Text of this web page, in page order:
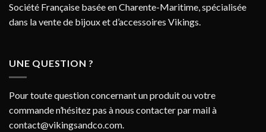
Société Française basée en Charente-Maritime, spécialisée
dans la vente de bijoux et d’accessoires Vikings.
UNE QUESTION ?
Pour toute question concernant un produit ou votre
commande n’hésitez pas à nous contacter par mail à
contact@vikingsandco.com.